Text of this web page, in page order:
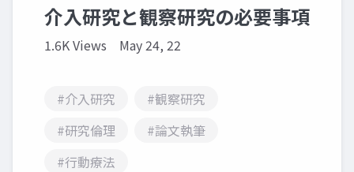
介入研究と観察研究の必要事項
1.6K Views May 24, 22
#介入研究
#観察研究
#研究倫理
#論文執筆
#行動療法